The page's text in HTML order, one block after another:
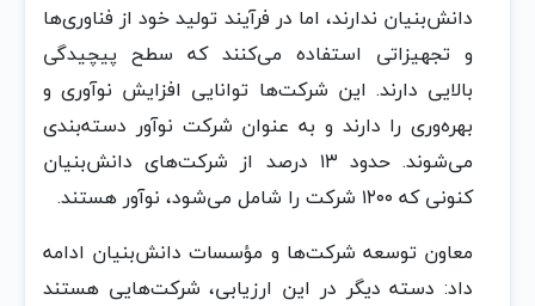
دانش‌بنیان ندارند، اما در فرآیند تولید خود از فناوری‌ها
و تجهیزاتی استفاده می‌کنند که سطح پیچیدگی
بالایی دارند. این شرکت‌ها توانایی افزایش نوآوری و
بهره‌وری را دارند و به عنوان شرکت نوآور دسته‌بندی
می‌شوند. حدود ۱۳ درصد از شرکت‌های دانش‌بنیان
کنونی که ۱۲۰۰ شرکت را شامل می‌شود، نوآور هستند.
معاون توسعه شرکت‌ها و مؤسسات دانش‌بنیان ادامه
داد: دسته دیگر در این ارزیابی، شرکت‌هایی هستند